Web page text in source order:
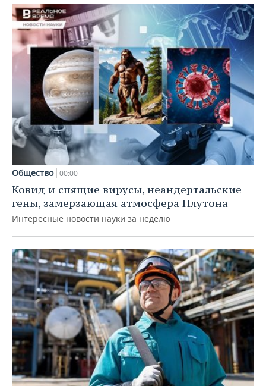
Общество 00:00
Ковид и спящие вирусы, неандертальские
гены, замерзающая атмосфера Плутона
Интересные новости науки за неделю